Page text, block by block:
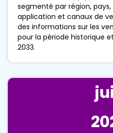
segmenté par région,
application et canaux de
des informations sur les
pour la période historique
2033.